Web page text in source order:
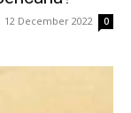
12 December 2022 0